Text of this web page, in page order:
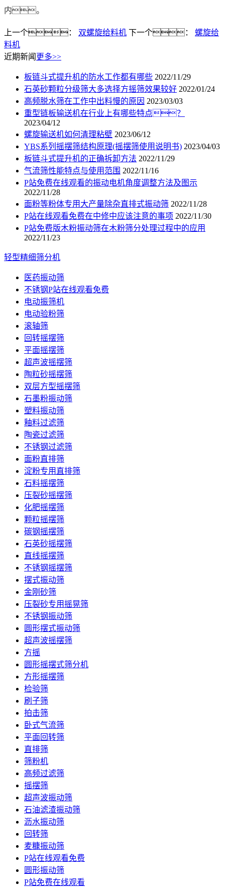
内。
上一个： 双螺旋给料机 下一个： 螺旋给
料机
近期新闻 更多>>
板链斗式提升机的防水工作都有哪些 2022/11/29
石英砂颗粒分级筛大多选择方摇筛效果较好 2022/01/24
高频脱水筛在工作中出料慢的原因 2023/03/03
重型链板输送机在行业上有哪些特点？
2023/04/12
螺旋输送机如何清理粘壁 2023/06/12
YBS系列摇摆筛结构原理(摇摆筛使用说明书) 2023/04/03
板链斗式提升机的正确拆卸方法 2022/11/29
气流筛性能特点与使用范围 2022/11/16
P站免费在线观看的振动电机角度调整方法及图示
2022/11/28
面粉等粉体专用大产量除杂直排式振动筛 2022/11/28
P站在线观看免费在中修中应该注意的事项 2022/11/30
P站免费版木粉振动筛在木粉筛分处理过程中的应用
2022/11/23
轻型精细筛分机
医药振动筛
不锈钢P站在线观看免费
电动振筛机
电动验粉筛
滚轴筛
回转摇摆筛
平面摇摆筛
超声波摇摆筛
陶粒砂摇摆筛
双层方型摇摆筛
石墨粉振动筛
塑料振动筛
釉料过滤筛
陶瓷过滤筛
不锈钢过滤筛
面粉直排筛
淀粉专用直排筛
石料摇摆筛
压裂砂摇摆筛
化肥摇摆筛
颗粒摇摆筛
碳钢摇摆筛
石英砂摇摆筛
直线摇摆筛
不锈钢摇摆筛
摆式振动筛
金刚砂筛
压裂砂专用摇晃筛
不锈钢振动筛
圆形摆式振动筛
超声波摇摆筛
方摇
圆形摇摆式筛分机
方形摇摆筛
检验筛
刷子筛
拍击筛
卧式气流筛
平面回转筛
直排筛
筛粉机
高频过滤筛
摇摆筛
超声波振动筛
石油滤渣振动筛
沥水振动筛
回转筛
麦糠振动筛
P站在线观看免费
圆形振动筛
P站免费在线观看